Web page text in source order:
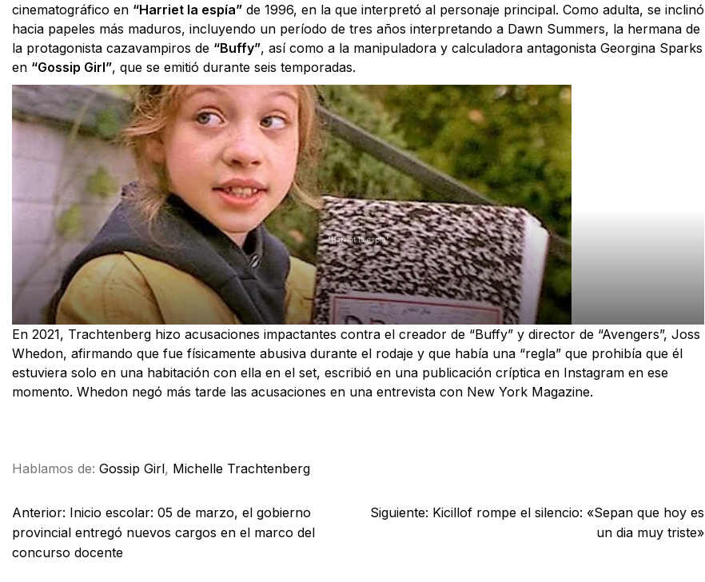
cinematográfico en “Harriet la espía” de 1996, en la que interpretó al personaje principal. Como adulta, se inclinó
hacia papeles más maduros, incluyendo un período de tres años interpretando a Dawn Summers, la hermana de
la protagonista cazavampiros de “Buffy”, así como a la manipuladora y calculadora antagonista Georgina Sparks
en “Gossip Girl”, que se emitió durante seis temporadas.
"Harriet la espia"
En 2021, Trachtenberg hizo acusaciones impactantes contra el creador de “Buffy” y director de “Avengers”, Joss
Whedon, afirmando que fue físicamente abusiva durante el rodaje y que había una “regla” que prohibía que él
estuviera solo en una habitación con ella en el set, escribió en una publicación críptica en Instagram en ese
momento. Whedon negó más tarde las acusaciones en una entrevista con New York Magazine.
Hablamos de: Gossip Girl, Michelle Trachtenberg
Anterior: Inicio escolar: 05 de marzo, el gobierno
provincial entregó nuevos cargos en el marco del
concurso docente
Siguiente: Kicillof rompe el silencio: «Sepan que hoy es
un dia muy triste»